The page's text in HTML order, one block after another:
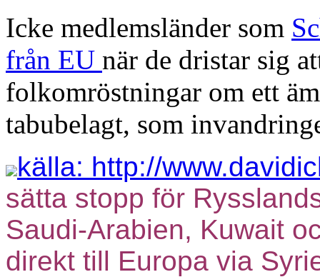
Icke medlemsländer som
från EU när de dristar sig
folkomröstningar om ett
tabubelagt, som
källa: http://
sätta stopp för
Saudi-Arabien, Kuwait
direkt till Europa via